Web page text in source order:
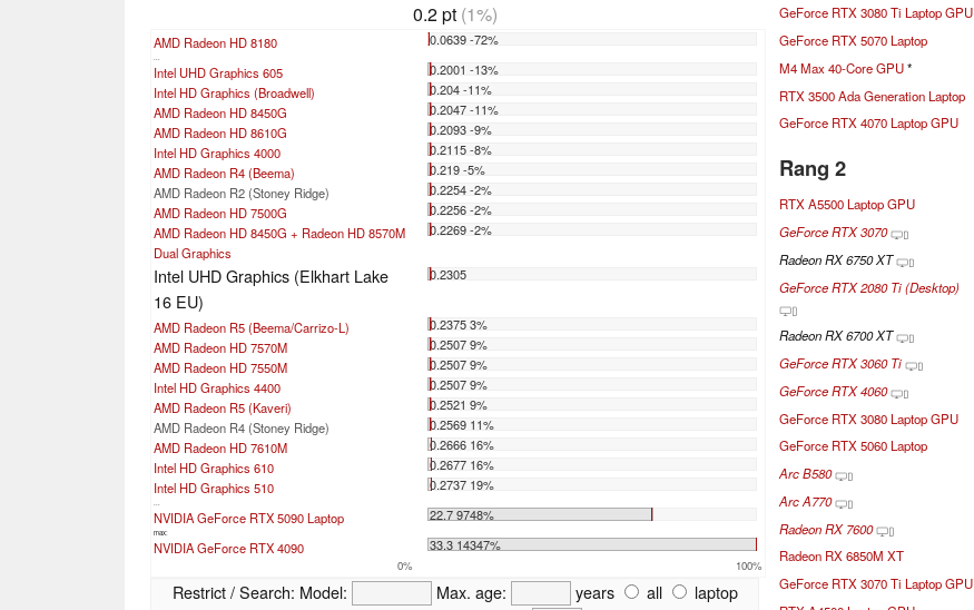
0.2 pt(1%)
AMD Radeon HD 8180 0.0639 -72%
Intel UHD Graphics 605
0.2001 -13%
Intel HD Graphics (Broadwell)
0.204 -11%
AMD Radeon HD 8450G
0.2047 -11%
AMD Radeon HD 8610G
0.2093 -9%
Intel HD Graphics 4000
0.2115 -8%
AMD Radeon R4 (Beema)
0.219 -5%
AMD Radeon R2 (Stoney Ridge)
0.2254 -2%
AMD Radeon HD 7500G
0.2256 -2%
AMD Radeon HD 8450G + Radeon HD 8570M
Dual Graphics
0.2269 -2%
Intel UHD Graphics (Elkhart Lake
16 EU)
0.2305
AMD Radeon R5 (Beema/Carrizo-L)
0.2375 3%
AMD Radeon HD 7570M
0.2507 9%
AMD Radeon HD 7550M
0.2507 9%
Intel HD Graphics 4400
0.2507 9%
AMD Radeon R5 (Kaveri)
0.2521 9%
AMD Radeon R4 (Stoney Ridge)
0.2569 11%
AMD Radeon HD 7610M
0.2666 16%
Intel HD Graphics 610
0.2677 16%
Intel HD Graphics 510
0.2737 19%
NVIDIA GeForce RTX 5090 Laptop 22.7 9748%
max:
NVIDIA GeForce RTX 4090 33.3 14347%
0% 100%
Restrict / Search: Model: Max. age: years all
laptop
GeForce RTX 3080 Ti Laptop GPU
GeForce RTX 5070 Laptop
M4 Max 40-Core GPU*
RTX 3500 Ada Generation Laptop
GeForce RTX 4070 Laptop GPU
Rang 2
RTX A5500 Laptop GPU
GeForce RTX 3070
Radeon RX 6750 XT
GeForce RTX 2080 Ti (Desktop)
Radeon RX 6700 XT
GeForce RTX 3060 Ti
GeForce RTX 4060
GeForce RTX 3080 Laptop GPU
GeForce RTX 5060 Laptop
Arc B580
Arc A770
Radeon RX 7600
Radeon RX 6850M XT
GeForce RTX 3070 Ti Laptop GPU